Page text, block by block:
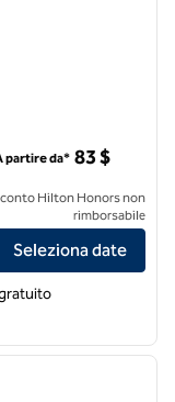
partire da* 83 $
Hilton Honors non
rimborsabile
Seleziona date